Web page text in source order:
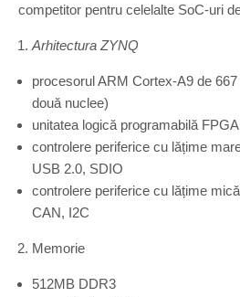
competitor pentru celelalte SoC-uri
Arhitectura ZYNQ
procesorul ARM Cortex-A9 de
două nuclee)
unitatea logică programabilă FPGA
controlere periferice cu lățime
USB 2.0, SDIO
controlere periferice cu lățime
CAN, I2C
Memorie
512MB DDR3